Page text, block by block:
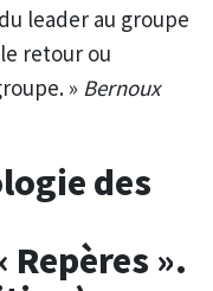
leader au groupe
retour ou
» Bernoux
des
».